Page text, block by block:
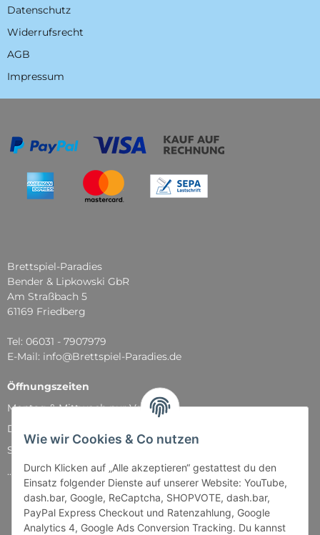
Wie wir Cookies & Co nutzen
Durch Klicken auf „Alle akzeptieren“ gestattest du den
Einsatz folgender Dienste auf unserer Website: YouTube,
dash.bar, Google, ReCaptcha, SHOPVOTE, dash.bar,
PayPal Express Checkout und Ratenzahlung, Google
Analytics 4, Google Ads Conversion Tracking. Du kannst
Datenschutz
Widerrufsrecht
AGB
Impressum
Brettspiel-Paradies
Bender & Lipkowski GbR
Am Straßbach 5
61169 Friedberg
Tel: 06031 - 7907979
E-Mail: info@Brettspiel-Paradies.de
Öffnungszeiten
Montag & Mittwoch nur Versand
Dienstag, Donnerstag und Freitag: 11:00 - 18:30 Uhr
Samstag: 11:00 - 14:00 Uhr
...und natürlich während unserer Events